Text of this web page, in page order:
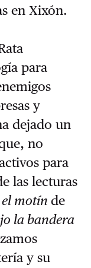
en Xixón.
para
y
dejado un
no
para
las lecturas
motín de
la bandera
y su